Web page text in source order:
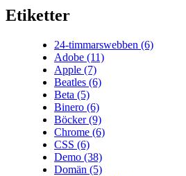
Etiketter
24-timmarswebben (6)
Adobe (11)
Apple (7)
Beatles (6)
Beta (5)
Binero (6)
Böcker(9)
Chrome (6)
CSS (6)
Demo (38)
Domän (5)